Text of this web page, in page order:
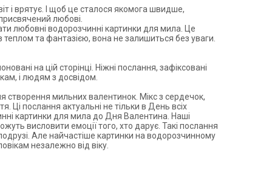
і врятує. І щоб це сталося якомога швидше,
любові.
любовні водорозчинні картинки для мила . Це
теплом та фантазією, вона не залишиться без уваги.
на цій сторінці. Ніжні послання, зафіксовані
і людям з досвідом.
створення мильних валентинок. Мікс з сердечок,
послання актуальні не тільки в День всіх
картинки для мила до Дня Валентина. Наші
висловити емоції того, хто дарує. Такі послання
Але найчастіше картинки на водорозчинному
незалежно від віку.